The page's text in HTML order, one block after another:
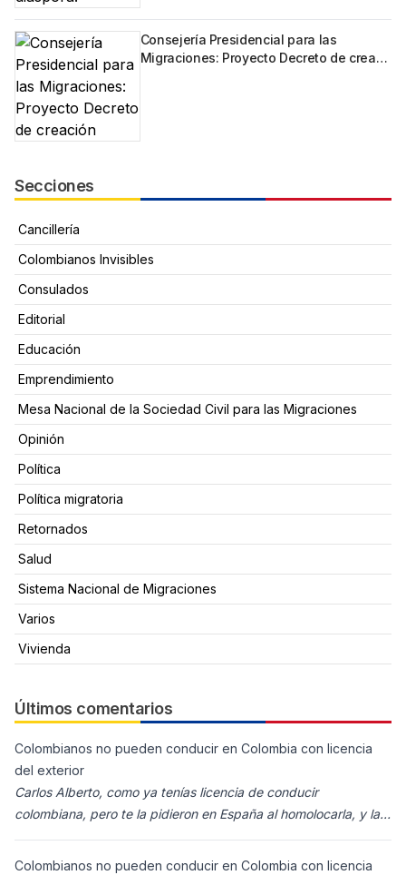
Consejería Presidencial para las
Migraciones: Proyecto Decreto de crea…
Secciones
Cancillería
Colombianos Invisibles
Consulados
Editorial
Educación
Emprendimiento
Mesa Nacional de la Sociedad Civil para las Migraciones
Opinión
Política
Política migratoria
Retornados
Salud
Sistema Nacional de Migraciones
Varios
Vivienda
Últimos comentarios
Colombianos no pueden conducir en Colombia con licencia
del exterior
Carlos Alberto, como ya tenías licencia de conducir
colombiana, pero te la pidieron en España al homolocarla, y la
Colombianos no pueden conducir en Colombia con licencia